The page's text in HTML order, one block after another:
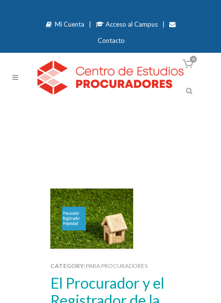
Mi Cuenta Acceso al Campus|
Contacto
0
CATEGORY: PARA PROCURADORES
El Procurador y el